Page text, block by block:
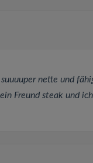
suuuuper nette und
Freund steak und